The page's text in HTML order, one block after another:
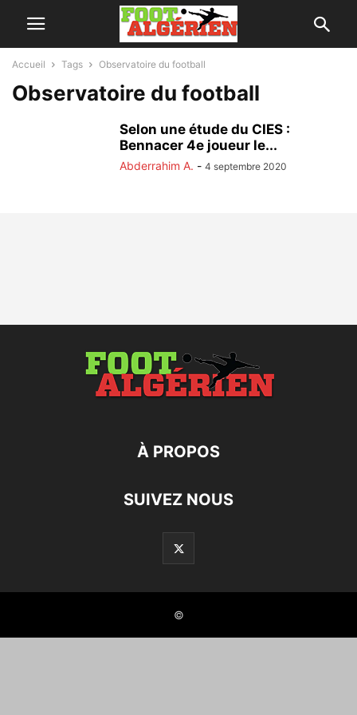
Accueil Tags Observatoire du football
Observatoire du football
Selon une étude du CIES :
Bennacer 4e joueur le...
Abderrahim A. - 4 septembre 2020
À PROPOS
SUIVEZ NOUS
©